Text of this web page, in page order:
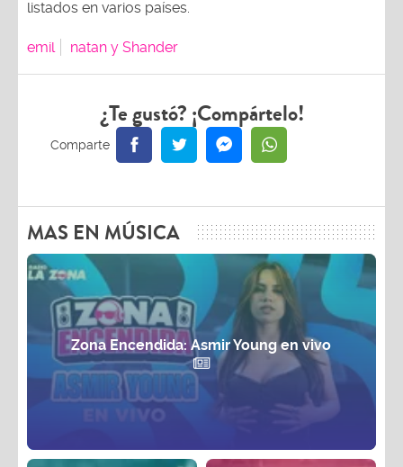
listados en varios países.
emil natan y Shander
¿Te gustó? ¡Compártelo!
MAS EN MÚSICA
Zona Encendida: Asmir Young en vivo